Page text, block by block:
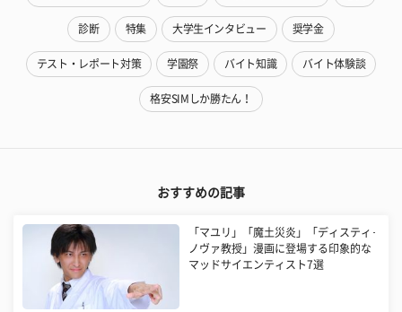
診断 特集 大学生インタビュー 奨学金
テスト・レポート対策 学園祭 バイト知識 バイト体験談
格安SIMしか勝たん！
おすすめの記事
「マユリ」「魔土災炎」「ディスティ･
ノヴァ教授」漫画に登場する印象的な
マッドサイエンティスト7選